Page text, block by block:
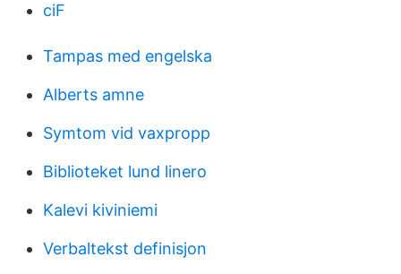
ciF
Tampas med engelska
Alberts amne
Symtom vid vaxpropp
Biblioteket lund linero
Kalevi kiviniemi
Verbaltekst definisjon